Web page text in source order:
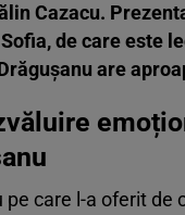
Cazacu.
de care este
are
care l-a oferit de